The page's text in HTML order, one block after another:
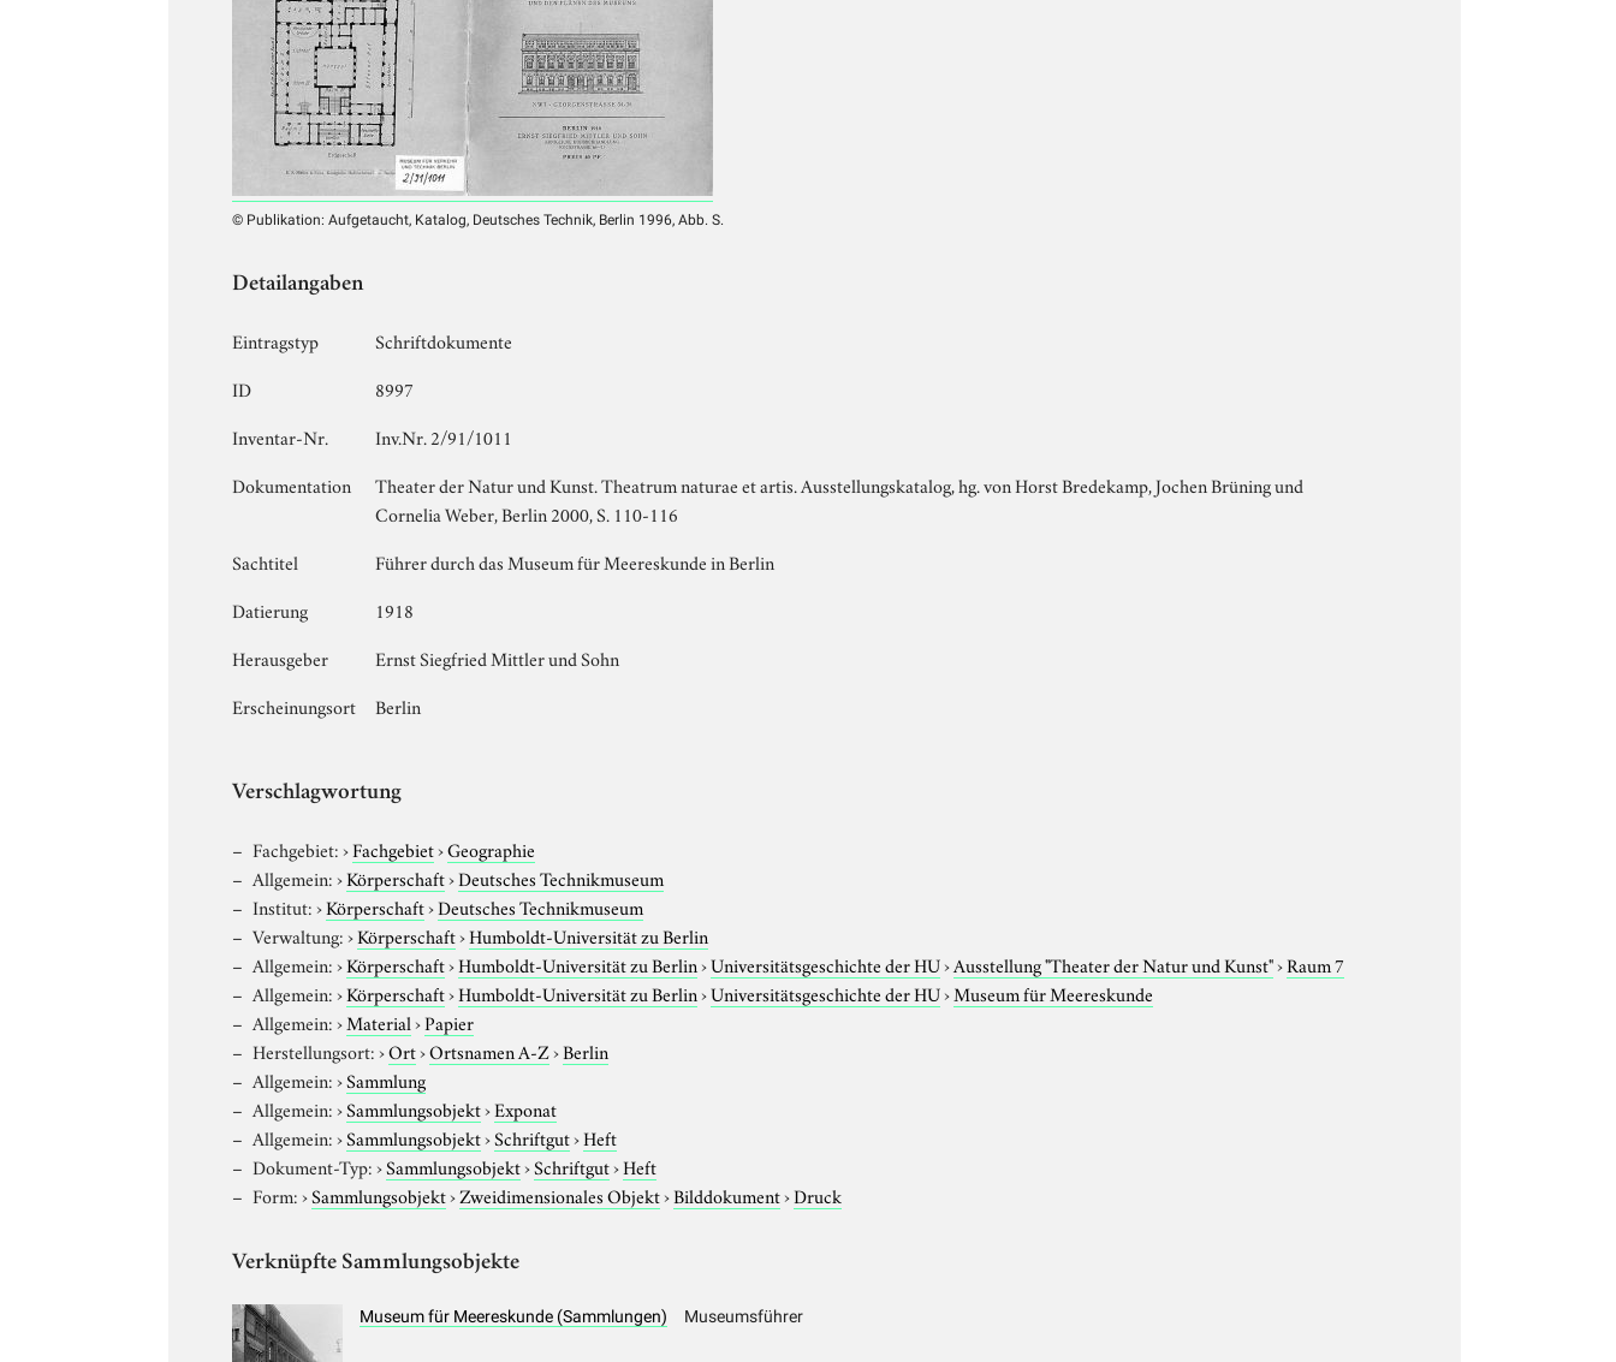
© Publikation: Aufgetaucht, Katalog, Deutsches Technik, Berlin 1996, Abb. S.
Detailangaben
Eintragstyp
Schriftdokumente
ID
8997
Inventar-Nr.
Inv.Nr. 2/91/1011
Dokumentation
Theater der Natur und Kunst. Theatrum naturae et artis. Ausstellungskatalog, hg. von Horst Bredekamp, Jochen Brüning und
Cornelia Weber, Berlin 2000, S. 110-116
Sachtitel
Führer durch das Museum für Meereskunde in Berlin
Datierung
1918
Herausgeber
Ernst Siegfried Mittler und Sohn
Erscheinungsort
Berlin
Verschlagwortung
Fachgebiet:›Fachgebiet›Geographie
Allgemein:›Körperschaft›Deutsches Technikmuseum
Institut:›Körperschaft›Deutsches Technikmuseum
Verwaltung:›Körperschaft›Humboldt-Universität zu Berlin
Allgemein:›Körperschaft›Humboldt-Universität zu Berlin›Universitätsgeschichte der HU›Ausstellung "Theater der Natur und Kunst"›Raum 7
Allgemein:›Körperschaft›Humboldt-Universität zu Berlin›Universitätsgeschichte der HU›Museum für Meereskunde
Allgemein:›Material›Papier
Herstellungsort:›Ort›Ortsnamen A-Z›Berlin
Allgemein:›Sammlung
Allgemein:›Sammlungsobjekt›Exponat
Allgemein:›Sammlungsobjekt›Schriftgut›Heft
Dokument-Typ:›Sammlungsobjekt›Schriftgut›Heft
Form:›Sammlungsobjekt›Zweidimensionales Objekt›Bilddokument›Druck
Verknüpfte Sammlungsobjekte
Museum für Meereskunde (Sammlungen) Museumsführer